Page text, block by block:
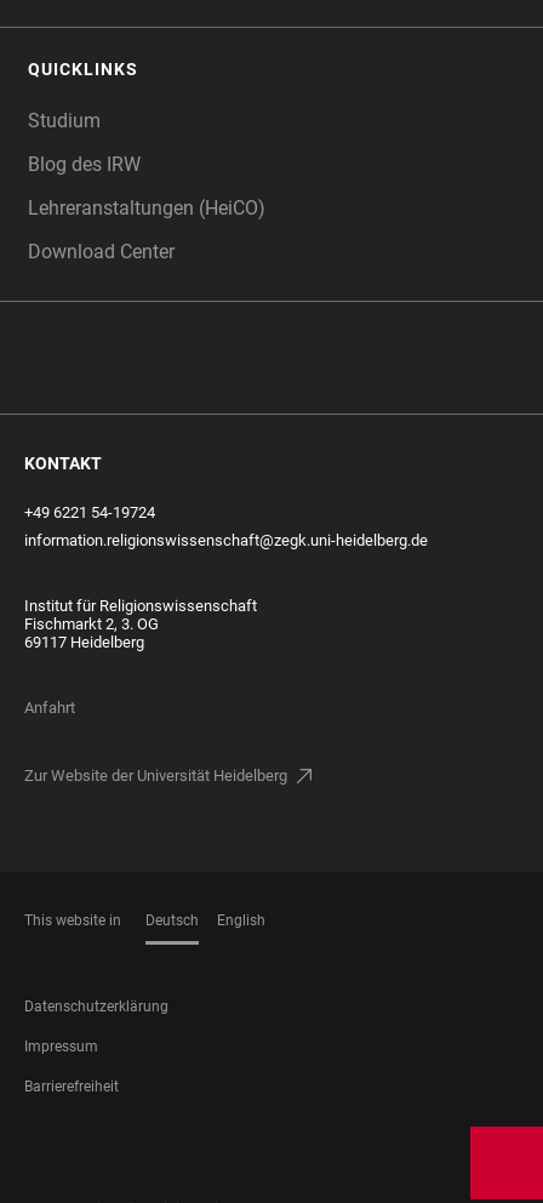
QUICKLINKS
Studium
Blog des IRW
Lehreranstaltungen (HeiCO)
Download Center
KONTAKT
+49 6221 54-19724
information.religionswissenschaft@zegk.uni-heidelberg.de
Institut für Religionswissenschaft
Fischmarkt 2, 3. OG
69117 Heidelberg
Anfahrt
Zur Website der Universität Heidelberg
This website in Deutsch English
FOOTER
LEGAL
Datenschutzerklärung
Impressum
Barrierefreiheit